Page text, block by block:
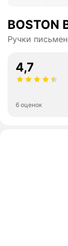
BOSTON
Ручки
4,7
6 оценок